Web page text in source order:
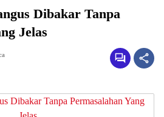
Dibakar Tanpa
Jelas